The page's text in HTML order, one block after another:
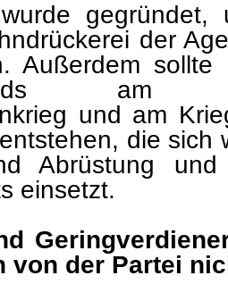
gegründet,
der
Außerdem
am
und am
die sich
Abrüstung
einsetzt.
von der Partei